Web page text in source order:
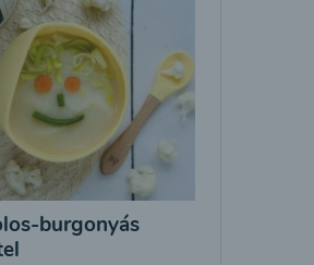
burgonyás